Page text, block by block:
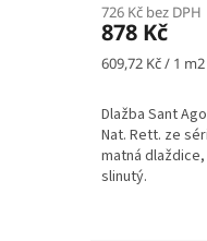
726 Kč bez DPH
878 Kč
Měrná
609,72 Kč / 1 m2
Dlažba Sant
Nat. Rett. ze
matná
slinutý.